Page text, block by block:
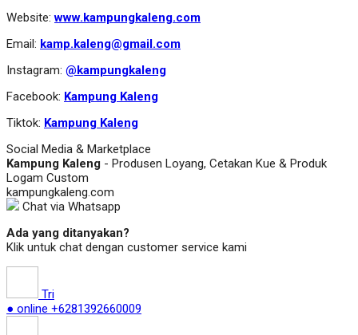
Website:www.kampungkaleng.com
Email: kamp.kaleng@gmail.com
Instagram: @kampungkaleng
Facebook: Kampung Kaleng
Tiktok: Kampung Kaleng
Social Media & Marketplace
Kampung Kaleng - Produsen Loyang, Cetakan Kue & Produk
Logam Custom
kampungkaleng.com
Chat via Whatsapp
Ada yang ditanyakan?
Klik untuk chat dengan customer service kami
Tri
● online +6281392660009